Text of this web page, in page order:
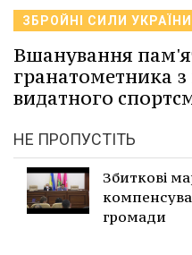
ЗБРОЙНІ СИЛИ УКРАЇНИ
Вшанування
гранатометника
видатного
НЕ ПРОПУСТІТЬ
Збиткові
громади